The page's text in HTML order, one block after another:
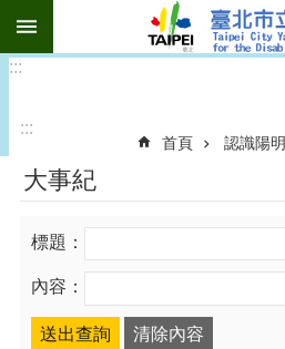
跳到主要內容區塊
:::
:::
首頁 認識陽明
大事紀
標題：
內容：